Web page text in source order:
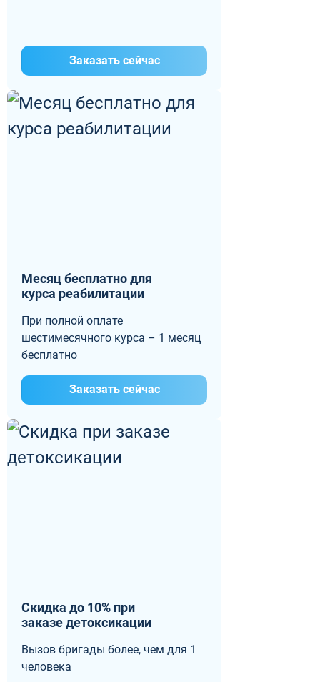
Заказать сейчас
Месяц бесплатно для
курса реабилитации
При полной оплате
шестимесячного курса – 1 месяц
бесплатно
Заказать сейчас
Скидка до 10% при
заказе детоксикации
Вызов бригады более, чем для 1
человека